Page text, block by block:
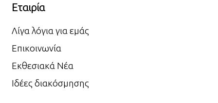
Εταιρία
Λίγα λόγια για εμάς
Επικοινωνία
Εκθεσιακά Νέα
Ιδέες διακόσμησης